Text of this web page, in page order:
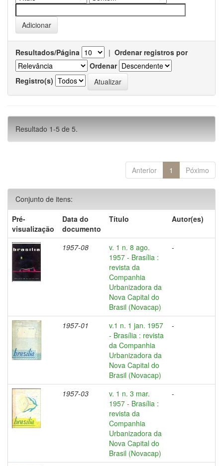
Resultados/Página | Ordenar registros por
Ordenar
Registro(s)
Resultado 1-5 de 5.
Anterior 1 Póximo
Conjunto de itens:
Pré-
visualização
Data do
documento
Título Autor(es)
1957-08
v. 1 n. 8 ago.
1957 - Brasília :
revista da
Companhia
Urbanizadora da
Nova Capital do
Brasil (Novacap)
-
1957-01
v.1 n. 1 jan. 1957
- Brasília : revista
da Companhia
Urbanizadora da
Nova Capital do
Brasil (Novacap)
-
1957-03
v. 1 n. 3 mar.
1957 - Brasília :
revista da
Companhia
Urbanizadora da
Nova Capital do
Brasil (Novacap)
-